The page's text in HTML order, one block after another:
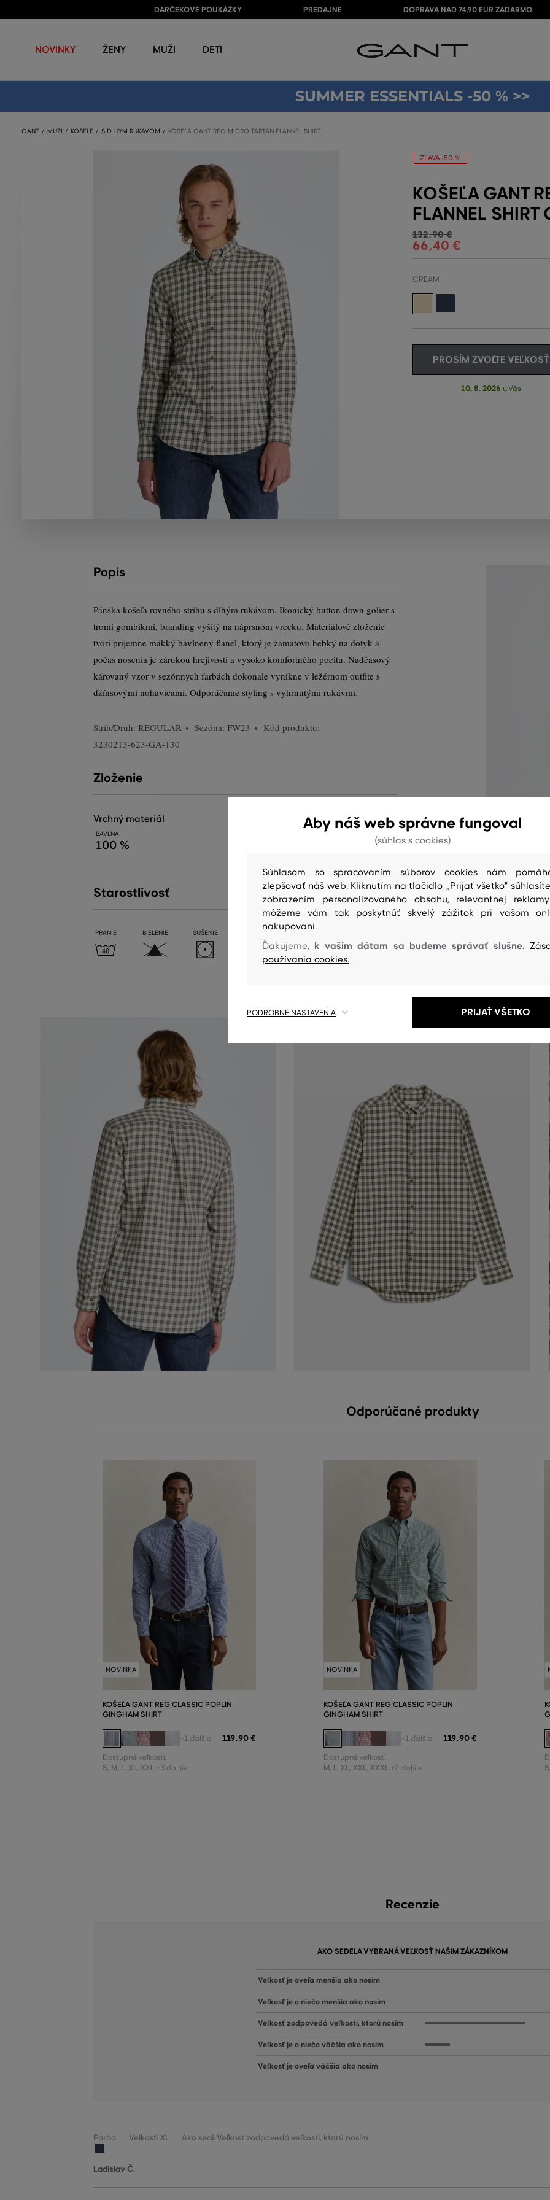
DARČEKOVÉ POUKÁŽKY PREDAJNE DOPRAVA NAD 74,90 EUR ZADARMO
NOVINKY ŽENY MUŽI DETI
SUMMER ESSENTIALS -50 % >>
GANT MUŽI KOŠELE S DLHÝM RUKÁVOM KOŠEĽA GANT REG MICRO TARTAN FLANNEL SHIRT
ZĽAVA -50 %
KOŠEĽA GANT
FLANNEL SHIRT
132,90 €
66,40 €
CREAM
PROSÍM ZVOĽTE VEĽKOSŤ
10. 8. 2026 u Vás
Popis
Pánska košeľa rovného strihu s dlhým rukávom. Ikonický button down golier s
tromi gombíkmi, branding vyšitý na náprsnom vrecku. Materiálové zloženie
tvorí príjemne mäkký bavlnený flanel, ktorý je zamatovo hebký na dotyk a
počas nosenia je zárukou hrejivosti a vysoko komfortného pocitu. Nadčasový
károvaný vzor v sezónnych farbách dokonale vynikne v ležérnom outfite s
džínsovými nohavicami. Odporúčame styling s vyhrnutými rukávmi.
Strih/Druh: REGULAR Sezóna: FW23
Kód produktu:
3230213-623-GA-130
Zloženie
vrchný materiál
BAVLNA
100 %
Starostlivosť
PRANIE BIELENIE SUŠENIE ŽEHLENIE ČISTENIE
Odporúčané produkty
NOVINKA
KOŠEĽA GANT REG CLASSIC POPLIN
GINGHAM SHIRT
+1 ďalšia 119,90 €
Dostupné veľkosti:
S, M, L, XL, XXL +3 ďalšie
NOVINKA
KOŠEĽA GANT REG CLASSIC POPLIN
GINGHAM SHIRT
+1 ďalšia 119,90 €
Dostupné veľkosti:
M, L, XL, XXL, XXXL +2 ďalšie S
Recenzie
AKO SEDELA VYBRANÁ VEĽKOSŤ NAŠIM ZÁKAZNÍKOM
Veľkosť je oveľa menšia ako nosím
Veľkosť je o niečo menšia ako nosím
Veľkosť zodpovedá veľkosti, ktorú nosím
Veľkosť je o niečo väčšia ako nosím
Veľkosť je oveľa väčšia ako nosím
Farba Veľkosť: XL Ako sedí: Veľkosť zodpovedá veľkosti, ktorú nosím
Ladislav Č.
Aby náš web správne fungoval
(súhlas s cookies)
Súhlasom so spracovaním súborov cookies nám
zlepšovať náš web. Kliknutím na tlačidlo „Prijať všetko"
zobrazením personalizovaného obsahu, relevantnej
môžeme vám tak poskytnúť skvelý zážitok pri vašom
nakupovaní.
Ďakujeme, k vašim dátam sa budeme správať slušne.
používania cookies.
PODROBNÉ NASTAVENIA PRIJAŤ VŠETKO